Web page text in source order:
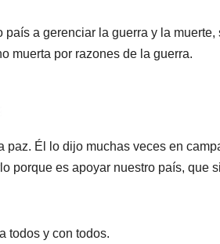
a gerenciar la guerra y la muerte,
muerta por razones de la guerra.
paz. Él lo dijo muchas veces en
porque es apoyar nuestro país, que
todos y con todos.